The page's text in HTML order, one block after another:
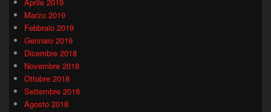
Marzo 2019
Febbraio 2019
Gennaio 2019
Dicembre 2018
Novembre 2018
Ottobre 2018
Settembre 2018
Agosto 2018